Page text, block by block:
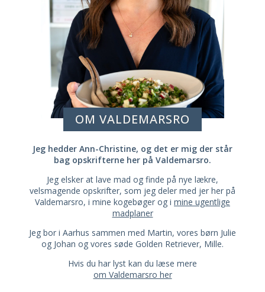
OM VALDEMARSRO
Jeg hedder Ann-Christine, og det er mig der står
bag opskrifterne her på Valdemarsro.
Jeg elsker at lave mad og finde på nye lækre,
velsmagende opskrifter, som jeg deler med jer her på
Valdemarsro, i mine kogebøger og i mine ugentlige
madplaner
Jeg bor i Aarhus sammen med Martin, vores børn Julie
og Johan og vores søde Golden Retriever, Mille.
Hvis du har lyst kan du læse mere
om Valdemarsro her